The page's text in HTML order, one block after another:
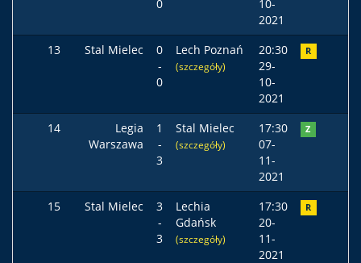
0
10-
2021
13
Stal Mielec
0
-
0
Lech Poznań
(szczegóły)
20:30
29-
10-
2021
R
14
Legia
Warszawa
1
-
3
Stal Mielec
(szczegóły)
17:30
07-
11-
2021
Z
15 Stal Mielec
3
-
3
Lechia
Gdańsk
(szczegóły)
17:30
20-
11-
2021
R